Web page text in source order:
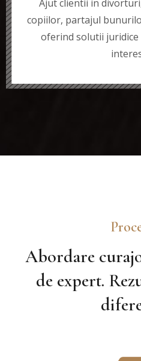
Ajut clientii in
copiilor, partajul
oferind solutii juridice
Abordare
de expert.